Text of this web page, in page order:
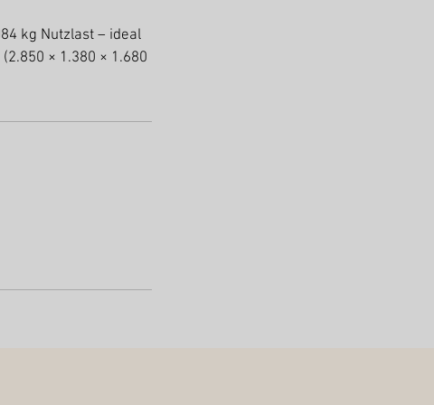
kg Nutzlast – ideal
× 1.380 × 1.680